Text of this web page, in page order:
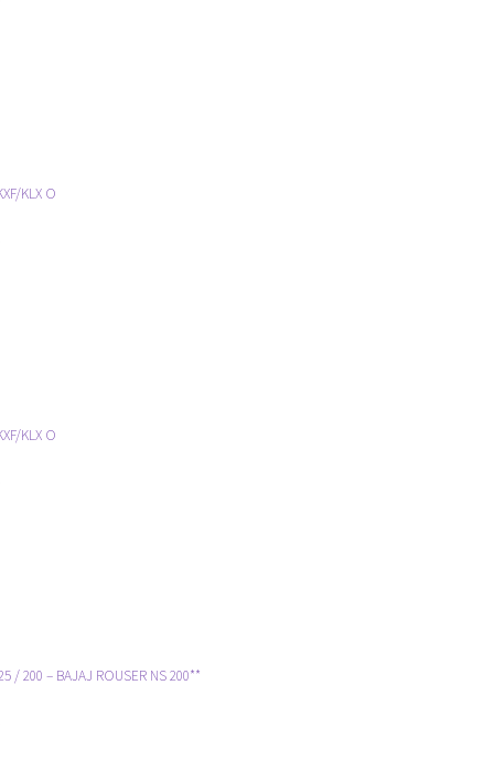
KLX O
KLX O
/ 200 – BAJAJ ROUSER NS 200**